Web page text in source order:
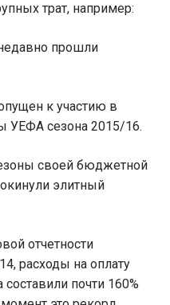
трат, например:
прошли
к участию в
УЕФА сезона 2015/16.
своей бюджетной
элитный
отчетности
расходы на оплату
почти 160%